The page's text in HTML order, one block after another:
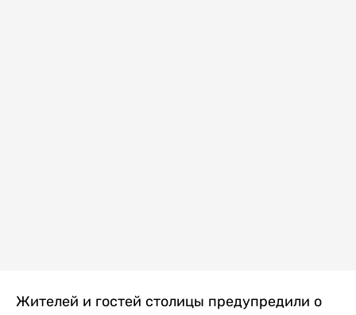
Жителей и гостей столицы предупредили о